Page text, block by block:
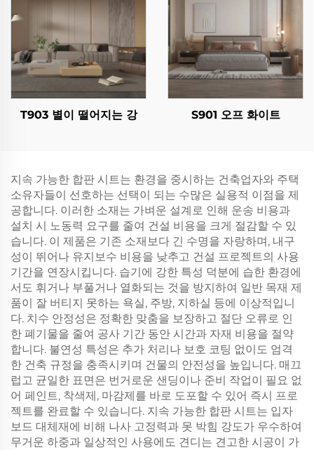
T903 별이 떨어지는 강 S901 오프 화이트
지속 가능한 합판 시트는 환경을 중시하는 건축업자와 주택
소유자들이 선호하는 선택이 되는 수많은 실용적 이점을 제
공합니다. 이러한 소재는 가벼운 설계로 인해 운송 비용과
설치 시 노동력 요구를 줄여 건설 비용을 크게 절감할 수 있
습니다. 이 제품은 기존 소재보다 긴 수명을 자랑하며, 내구
성이 뛰어나 유지보수 비용을 낮추고 건설 프로젝트의 사용
기간을 연장시킵니다. 습기에 강한 특성 덕분에 습한 환경에
서도 휘거나 부풀거나 열화되는 것을 방지하여 일반 목재 제
품이 잘 버티지 못하는 욕실, 주방, 지하실 등에 이상적입니
다. 치수 안정성은 정확한 맞춤을 보장하고 절단 오류로 인
한 폐기물을 줄여 공사 기간 동안 시간과 자재 비용을 절약
합니다. 불연성 특성은 추가 처리나 보호 코팅 없이도 엄격
한 건축 규정을 충족시키며 건물의 안전성을 높입니다. 매끄
럽고 균일한 표면은 번거로운 샌딩이나 준비 작업이 필요 없
어 페인트, 착색제, 마감제를 바로 도포할 수 있어 즉시 프로
젝트를 완료할 수 있습니다. 지속 가능한 합판 시트는 입자
보드 대체재에 비해 나사 고정력과 못 박힘 강도가 우수하여
무거운 하중과 일상적인 사용에도 견디는 견고한 시공이 가